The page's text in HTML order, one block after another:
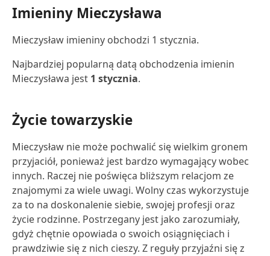
Imieniny Mieczysława
Mieczysław imieniny obchodzi 1 stycznia.
Najbardziej popularną datą obchodzenia imienin
Mieczysława jest 1 stycznia.
Życie towarzyskie
Mieczysław nie może pochwalić się wielkim gronem
przyjaciół, ponieważ jest bardzo wymagający wobec
innych. Raczej nie poświęca bliższym relacjom ze
znajomymi za wiele uwagi. Wolny czas wykorzystuje
za to na doskonalenie siebie, swojej profesji oraz
życie rodzinne. Postrzegany jest jako zarozumiały,
gdyż chętnie opowiada o swoich osiągnięciach i
prawdziwie się z nich cieszy. Z reguły przyjaźni się z